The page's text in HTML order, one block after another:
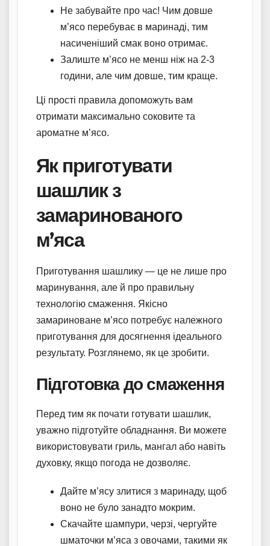
Не забувайте про час! Чим довше
м’ясо перебуває в маринаді, тим
насиченіший смак воно отримає.
Залиште м’ясо не менш ніж на 2-3
години, але чим довше, тим краще.
Ці прості правила допоможуть вам
отримати максимально соковите та
ароматне м’ясо.
Як приготувати
шашлик з
замаринованого
м’яса
Приготування шашлику — це не лише про
маринування, але й про правильну
технологію смаження. Якісно
замариноване м’ясо потребує належного
приготування для досягнення ідеального
результату. Розглянемо, як це зробити.
Підготовка до смаження
Перед тим як почати готувати шашлик,
уважно підготуйте обладнання. Ви можете
використовувати гриль, мангал або навіть
духовку, якщо погода не дозволяє.
Дайте м’ясу злитися з маринаду, щоб
воно не було занадто мокрим.
Скачайте шампури, черзі, чергуйте
шматочки м’яса з овочами, такими як